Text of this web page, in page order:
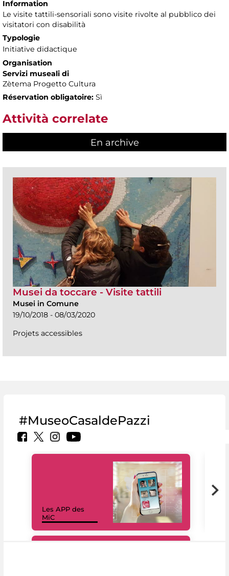
Information
Le visite tattili-sensoriali sono visite rivolte al pubblico dei
visitatori con disabilità
Typologie
Initiative didactique
Organisation
Servizi museali di
Zètema Progetto Cultura
Réservation obligatoire: Sì
Attività correlate
En archive
Musei da toccare - Visite tattili
Musei in Comune
19/10/2018 - 08/03/2020
Projets accessibles
#MuseoCasaldePazzi
Les APP des
MiC